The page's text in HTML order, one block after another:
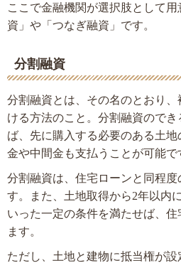
ここで金融機関が選択肢として
資」や「つなぎ融資」です。
分割融資
分割融資とは、その名のとおり
ける方法のこと。分割融資ので
ば、先に購入する必要のある土
金や中間金も支払うことが可能で
分割融資は、住宅ローンと同程度
す。また、土地取得から2年以内
いった一定の条件を満たせば、
ます。
ただし、土地と建物に抵当権が設